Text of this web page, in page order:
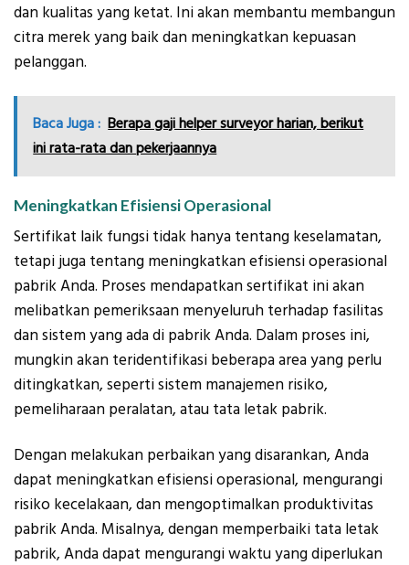
dan kualitas yang ketat. Ini akan membantu membangun
citra merek yang baik dan meningkatkan kepuasan
pelanggan.
Baca Juga : Berapa gaji helper surveyor harian, berikut
ini rata-rata dan pekerjaannya
Meningkatkan Efisiensi Operasional
Sertifikat laik fungsi tidak hanya tentang keselamatan,
tetapi juga tentang meningkatkan efisiensi operasional
pabrik Anda. Proses mendapatkan sertifikat ini akan
melibatkan pemeriksaan menyeluruh terhadap fasilitas
dan sistem yang ada di pabrik Anda. Dalam proses ini,
mungkin akan teridentifikasi beberapa area yang perlu
ditingkatkan, seperti sistem manajemen risiko,
pemeliharaan peralatan, atau tata letak pabrik.
Dengan melakukan perbaikan yang disarankan, Anda
dapat meningkatkan efisiensi operasional, mengurangi
risiko kecelakaan, dan mengoptimalkan produktivitas
pabrik Anda. Misalnya, dengan memperbaiki tata letak
pabrik, Anda dapat mengurangi waktu yang diperlukan